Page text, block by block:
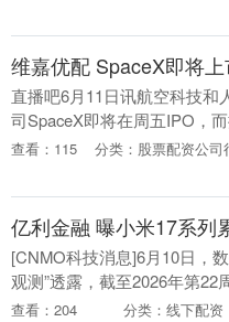
续第二天....
直播吧6月11日讯航空科技和
司SpaceX即将在周五IPO，
道，该公司的认购需求超过发
划的....
查看：115 分类：股票配资公司
[CNMO科技消息]6月10日，
观测”透露，截至2026年第22
至5月31日），小米17系列累
查看：204 分类：线下配资